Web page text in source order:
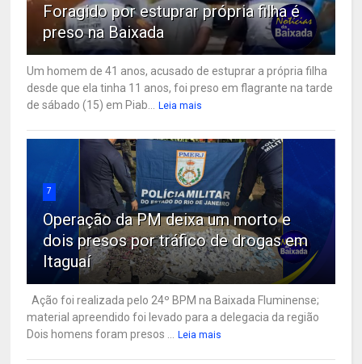
Foragido por estuprar própria filha é
preso na Baixada
Um homem de 41 anos, acusado de estuprar a própria filha
desde que ela tinha 11 anos, foi preso em flagrante na tarde
de sábado (15) em Piab...
Leia mais
7
Operação da PM deixa um morto e
dois presos por tráfico de drogas em
Itaguaí
Ação foi realizada pelo 24º BPM na Baixada Fluminense;
material apreendido foi levado para a delegacia da região
Dois homens foram presos ...
Leia mais